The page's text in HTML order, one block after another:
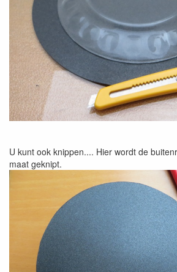
U kunt ook knippen.... Hier wordt de
maat geknipt.